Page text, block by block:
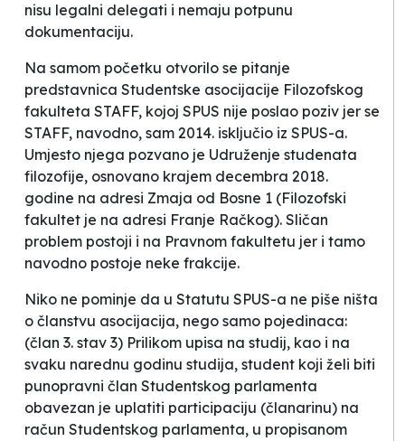
nisu legalni delegati i nemaju potpunu
dokumentaciju.
Na samom početku otvorilo se pitanje
predstavnica Studentske asocijacije Filozofskog
fakulteta STAFF, kojoj SPUS nije poslao poziv jer se
STAFF, navodno, sam 2014. isključio iz SPUS-a.
Umjesto njega pozvano je Udruženje studenata
filozofije, osnovano krajem decembra 2018.
godine na adresi Zmaja od Bosne 1 (Filozofski
fakultet je na adresi Franje Račkog). Sličan
problem postoji i na Pravnom fakultetu jer i tamo
navodno postoje neke frakcije.
Niko ne pominje da u Statutu SPUS-a ne piše ništa
o članstvu asocijacija, nego samo pojedinaca:
(član 3. stav 3) Prilikom upisa na studij, kao i na
svaku narednu godinu studija, student koji želi biti
punopravni član Studentskog parlamenta
obavezan je uplatiti participaciju (članarinu) na
račun Studentskog parlamenta, u propisanom